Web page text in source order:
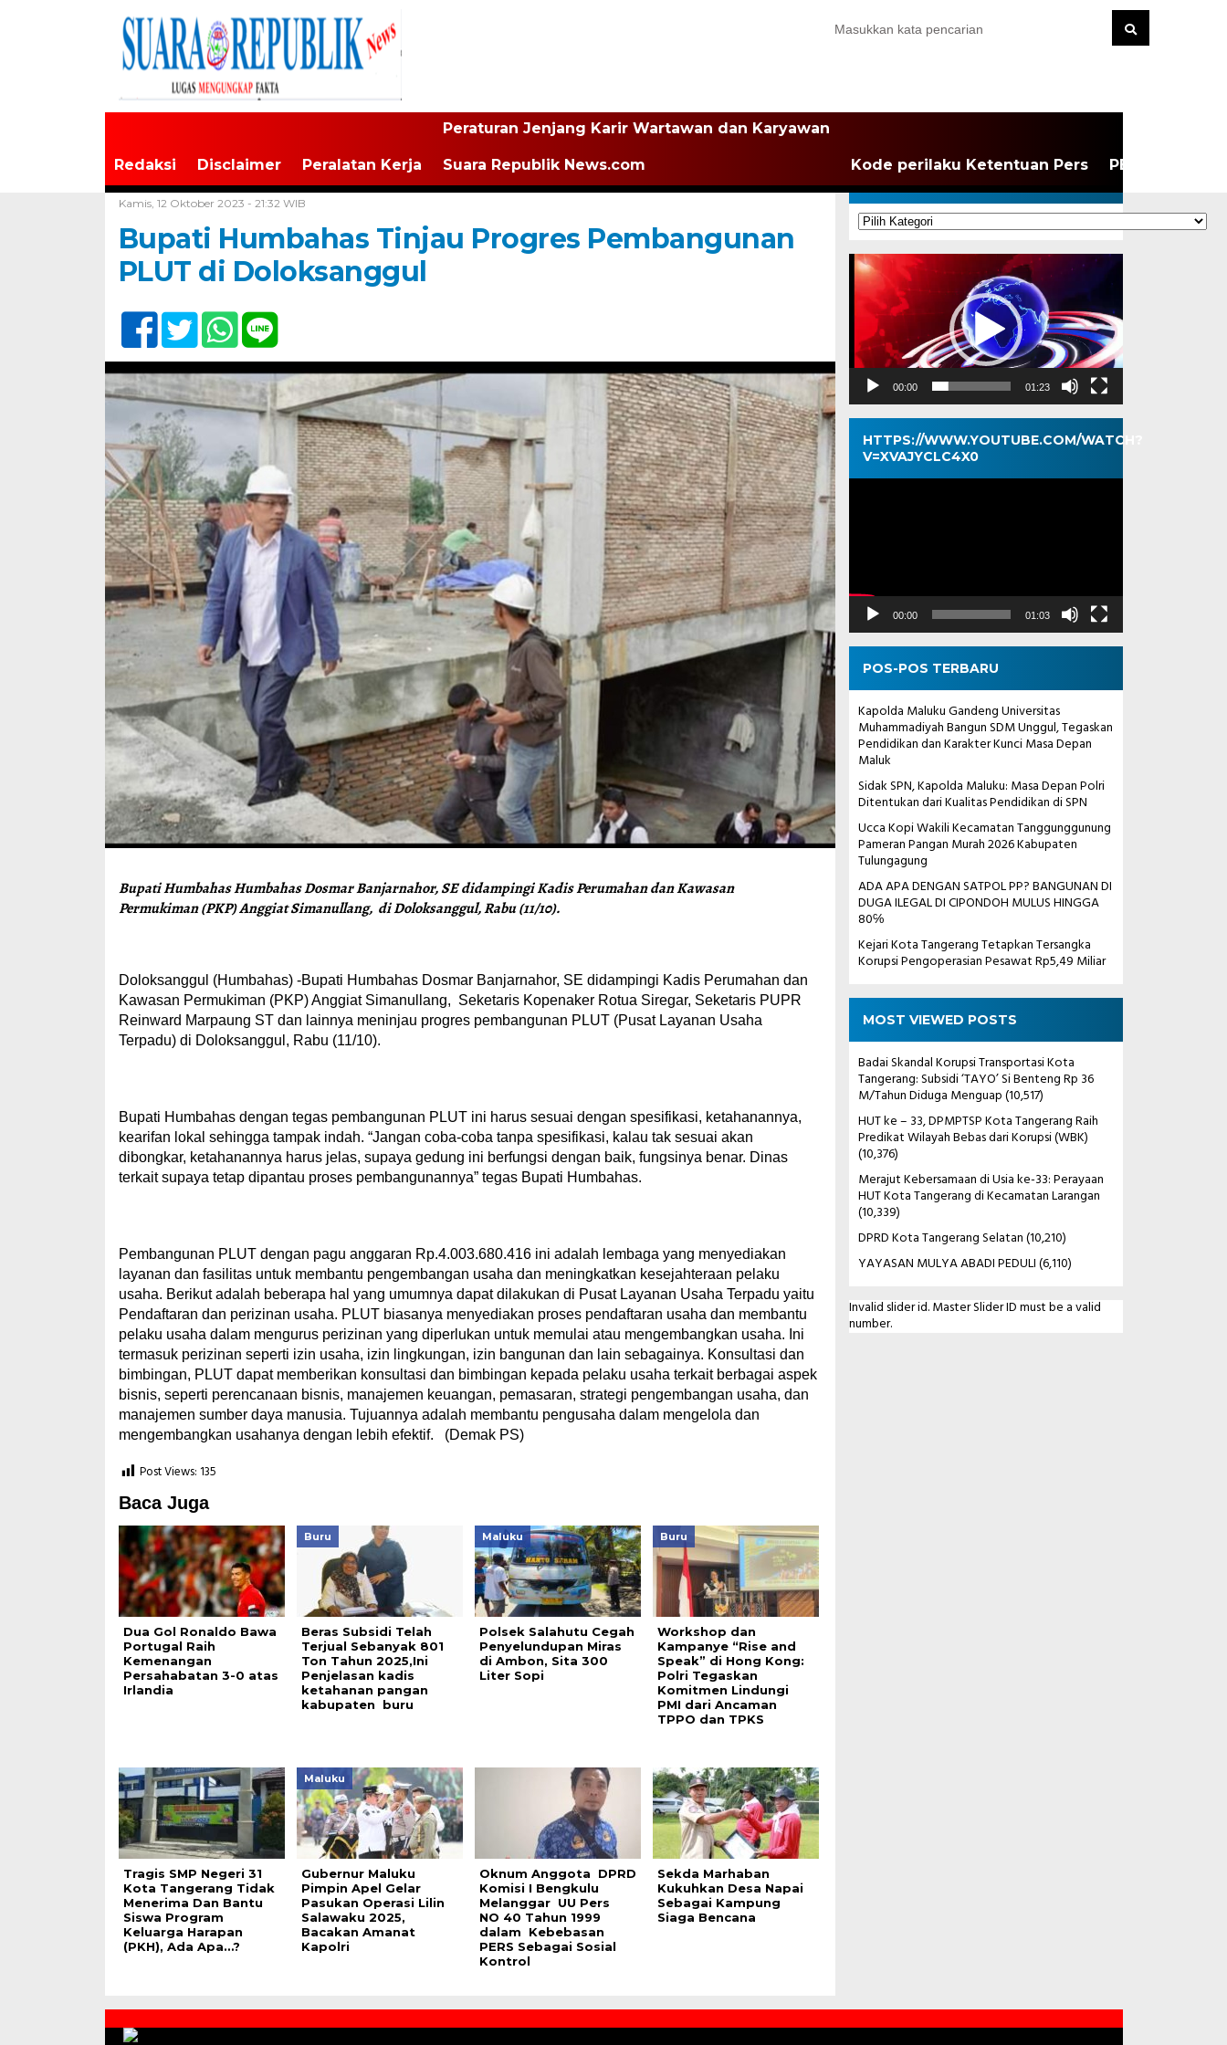
Redaksi Disclaimer Peralatan Kerja
Peraturan Jenjang Karir Wartawan dan Karyawan
Suara Republik News.com Kode perilaku Ketentuan Pers PEDOMAN
Kamis, 12 Oktober 2023 - 21:32 WIB
Bupati Humbahas Tinjau Progres Pembangunan
PLUT di Doloksanggul
Bupati Humbahas Humbahas Dosmar Banjarnahor, SE didampingi Kadis Perumahan dan Kawasan
Permukiman (PKP) Anggiat Simanullang, di Doloksanggul, Rabu (11/10).
Doloksanggul (Humbahas) -Bupati Humbahas Dosmar Banjarnahor, SE didampingi Kadis Perumahan dan
Kawasan Permukiman (PKP) Anggiat Simanullang, Seketaris Kopenaker Rotua Siregar, Seketaris PUPR
Reinward Marpaung ST dan lainnya meninjau progres pembangunan PLUT (Pusat Layanan Usaha
Terpadu) di Doloksanggul, Rabu (11/10).
Bupati Humbahas dengan tegas pembangunan PLUT ini harus sesuai dengan spesifikasi, ketahanannya,
kearifan lokal sehingga tampak indah. “Jangan coba-coba tanpa spesifikasi, kalau tak sesuai akan
dibongkar, ketahanannya harus jelas, supaya gedung ini berfungsi dengan baik, fungsinya benar. Dinas
terkait supaya tetap dipantau proses pembangunannya” tegas Bupati Humbahas.
Pembangunan PLUT dengan pagu anggaran Rp.4.003.680.416 ini adalah lembaga yang menyediakan
layanan dan fasilitas untuk membantu pengembangan usaha dan meningkatkan kesejahteraan pelaku
usaha. Berikut adalah beberapa hal yang umumnya dapat dilakukan di Pusat Layanan Usaha Terpadu yaitu
Pendaftaran dan perizinan usaha. PLUT biasanya menyediakan proses pendaftaran usaha dan membantu
pelaku usaha dalam mengurus perizinan yang diperlukan untuk memulai atau mengembangkan usaha. Ini
termasuk perizinan seperti izin usaha, izin lingkungan, izin bangunan dan lain sebagainya. Konsultasi dan
bimbingan, PLUT dapat memberikan konsultasi dan bimbingan kepada pelaku usaha terkait berbagai aspek
bisnis, seperti perencanaan bisnis, manajemen keuangan, pemasaran, strategi pengembangan usaha, dan
manajemen sumber daya manusia. Tujuannya adalah membantu pengusaha dalam mengelola dan
mengembangkan usahanya dengan lebih efektif. (Demak PS)
Post Views: 135
Baca Juga
Dua Gol Ronaldo Bawa
Portugal Raih
Kemenangan
Persahabatan 3-0 atas
Irlandia
Buru
Beras Subsidi Telah
Terjual Sebanyak 801
Ton Tahun 2025,Ini
Penjelasan kadis
ketahanan pangan
kabupaten buru
Maluku
Polsek Salahutu Cegah
Penyelundupan Miras
di Ambon, Sita 300
Liter Sopi
Buru
Workshop dan
Kampanye “Rise and
Speak” di Hong Kong:
Polri Tegaskan
Komitmen Lindungi
PMI dari Ancaman
TPPO dan TPKS
Tragis SMP Negeri 31
Kota Tangerang Tidak
Menerima Dan Bantu
Siswa Program
Keluarga Harapan
(PKH), Ada Apa…?
Maluku
Gubernur Maluku
Pimpin Apel Gelar
Pasukan Operasi Lilin
Salawaku 2025,
Bacakan Amanat
Kapolri
Oknum Anggota DPRD
Komisi I Bengkulu
Melanggar UU Pers
NO 40 Tahun 1999
dalam Kebebasan
PERS Sebagai Sosial
Kontrol
Sekda Marhaban
Kukuhkan Desa Napai
Sebagai Kampung
Siaga Bencana
KATEGORI
Kategori
Pemutar
Video
00:00 01:23
HTTPS://WWW.YOUTUBE.COM/WATCH?
V=XVAJYCLC4X0
Pemutar
00:00 01:03
POS-POS TERBARU
Kapolda Maluku Gandeng Universitas
Muhammadiyah Bangun SDM Unggul, Tegaskan
Pendidikan dan Karakter Kunci Masa Depan
Maluk
Sidak SPN, Kapolda Maluku: Masa Depan Polri
Ditentukan dari Kualitas Pendidikan di SPN
Ucca Kopi Wakili Kecamatan Tanggunggunung
Pameran Pangan Murah 2026 Kabupaten
Tulungagung
ADA APA DENGAN SATPOL PP? BANGUNAN DI
DUGA ILEGAL DI CIPONDOH MULUS HINGGA
80℅
Kejari Kota Tangerang Tetapkan Tersangka
Korupsi Pengoperasian Pesawat Rp5,49 Miliar
MOST VIEWED POSTS
Badai Skandal Korupsi Transportasi Kota
Tangerang: Subsidi ‘TAYO’ Si Benteng Rp 36
M/Tahun Diduga Menguap(10,517)
HUT ke – 33, DPMPTSP Kota Tangerang Raih
Predikat Wilayah Bebas dari Korupsi (WBK)
(10,376)
Merajut Kebersamaan di Usia ke-33: Perayaan
HUT Kota Tangerang di Kecamatan Larangan
(10,339)
DPRD Kota Tangerang Selatan(10,210)
YAYASAN MULYA ABADI PEDULI(6,110)
Invalid slider id. Master Slider ID must be a valid
number.